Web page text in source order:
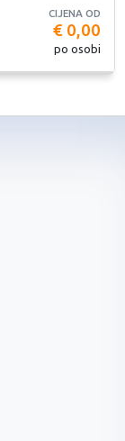
CIJENA OD
€ 0,00
po osobi